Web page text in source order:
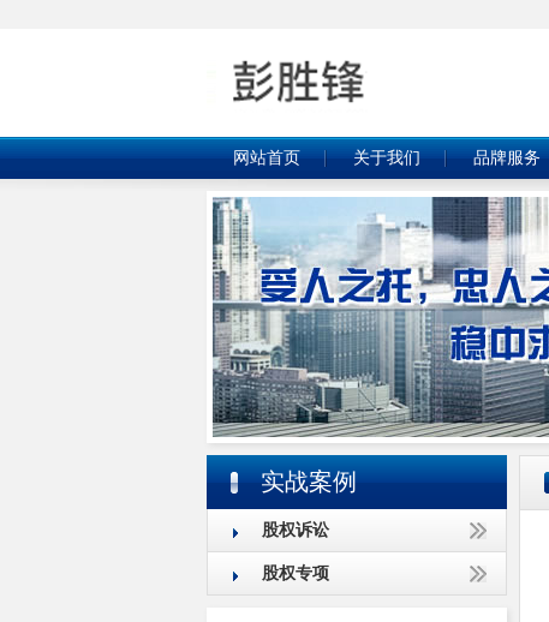
网站首页 关于我们 品牌服务
实战案例
股权诉讼
股权专项